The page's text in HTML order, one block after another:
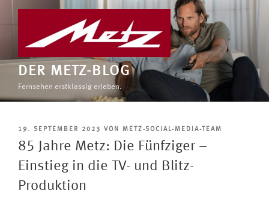
DER METZ-BLOG
Fernsehen erstklassig erleben.
VERÖFFENTLICHT
AM
19. SEPTEMBER 2023 VON METZ-SOCIAL-MEDIA-TEAM
85 Jahre Metz: Die Fünfziger –
Einstieg in die TV- und Blitz-
Produktion